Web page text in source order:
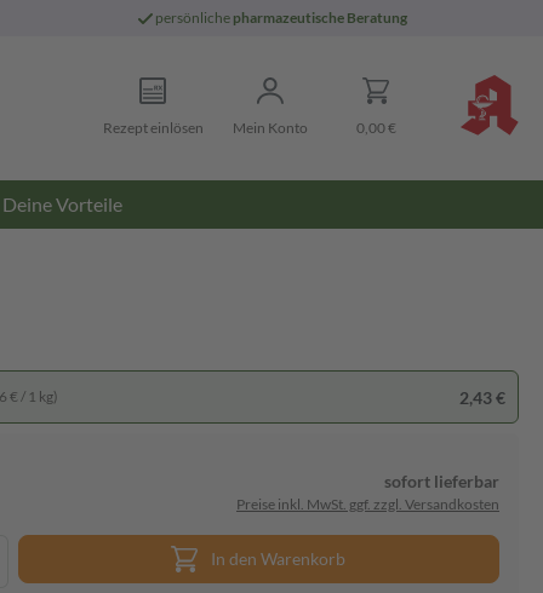
persönliche pharmazeutische Beratung
Rezept einlösen Mein Konto 0,00 €
Deine Vorteile
€ / 1 kg) 2,43 €
sofort lieferbar
Preise inkl. MwSt. ggf. zzgl. Versandkosten
In den Warenkorb